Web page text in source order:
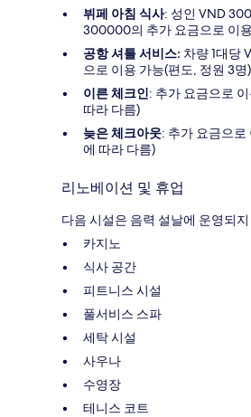
뷔페 아침 식사: 성인 VND
300000의 추가 요금으로 이
공항 셔틀 서비스: 차량 1대당
으로 이용 가능(편도, 정원 3명)
이른 체크인: 추가 요금으로
따라 다름)
늦은 체크아웃: 추가 요금으
에 따라 다름)
리노베이션 및 휴업
다음 시설은 음력 설날에 운영되
카지노
식사 공간
피트니스 시설
풀서비스 스파
세탁 시설
사우나
수영장
테니스 코트